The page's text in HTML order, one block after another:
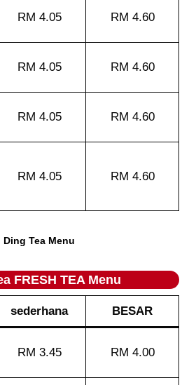
RM 4.05 RM 4.60
RM 4.05 RM 4.60
RM 4.05 RM 4.60
RM 4.05 RM 4.60
Ding Tea Menu
FRESH TEA Menu
sederhana BESAR
RM 3.45 RM 4.00